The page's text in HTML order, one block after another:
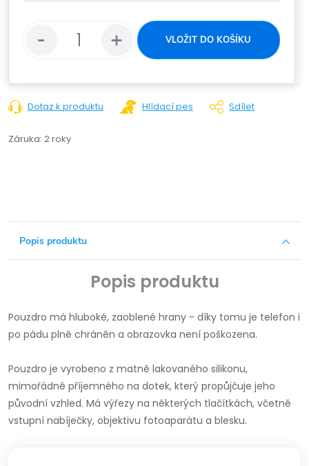
VLOŽIT DO KOŠÍKU
Dotaz k produktu Hlídací pes Sdílet
Záruka: 2 roky
Popis produktu
Popis produktu
Pouzdro má hluboké, zaoblené hrany - díky tomu je telefon i
po pádu plně chráněn a obrazovka není poškozena.
Pouzdro je vyrobeno z matně lakovaného silikonu,
mimořádně příjemného na dotek, který propůjčuje jeho
původní vzhled. Má výřezy na některých tlačítkách, včetně
vstupní nabíječky, objektivu fotoaparátu a blesku.